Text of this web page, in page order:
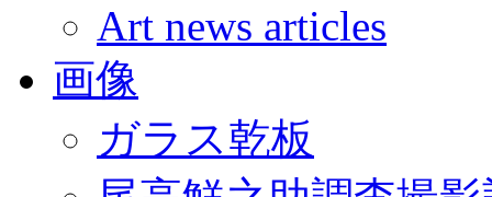
Art news articles
画像
ガラス乾板